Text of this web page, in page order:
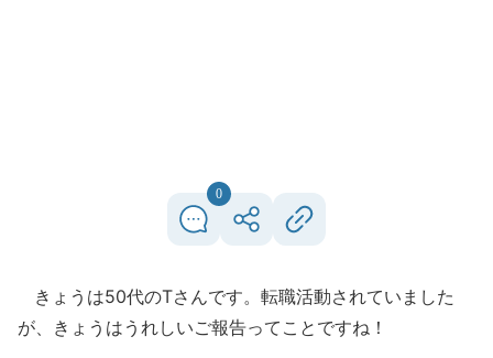
0
きょうは50代のTさんです。転職活動されていました
が、きょうはうれしいご報告ってことですね！